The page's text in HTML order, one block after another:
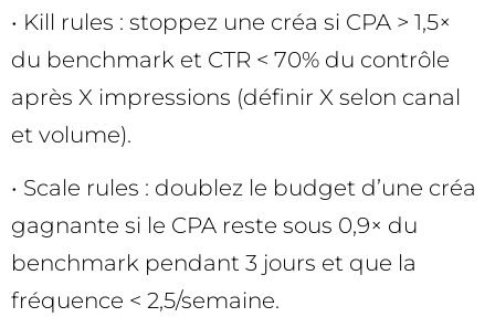
• Kill rules : stoppez une créa si CPA > 1,5×
du benchmark et CTR < 70% du contrôle
après X impressions (définir X selon canal
et volume).
• Scale rules : doublez le budget d’une créa
gagnante si le CPA reste sous 0,9× du
benchmark pendant 3 jours et que la
fréquence < 2,5/semaine.